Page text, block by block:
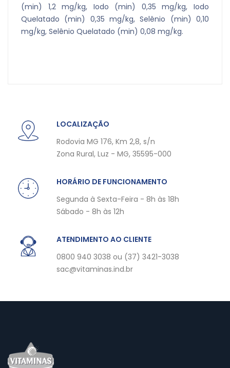
(min) 1,2 mg/kg, Iodo (min) 0,35 mg/kg, Iodo
Quelatado (min) 0,35 mg/kg, Selênio (min) 0,10
mg/kg, Selênio Quelatado (min) 0,08 mg/kg.
LOCALIZAÇÃO
Rodovia MG 176, Km 2,8, s/n
Zona Rural, Luz - MG, 35595-000
HORÁRIO DE FUNCIONAMENTO
Segunda à Sexta-Feira - 8h às 18h
Sábado - 8h às 12h
ATENDIMENTO AO CLIENTE
0800 940 3038 ou (37) 3421-3038
sac@vitaminas.ind.br